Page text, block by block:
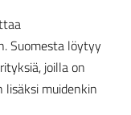
Suomesta löytyy
joilla on
muidenkin